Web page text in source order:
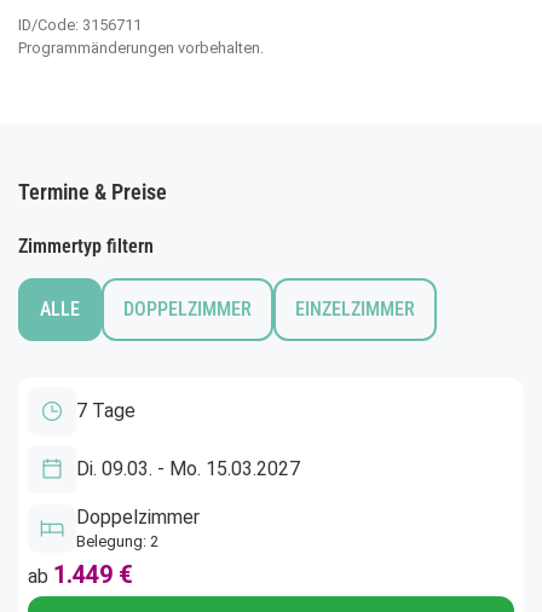
ID/Code: 3156711
Programmänderungen vorbehalten.
Termine & Preise
Zimmertyp filtern
ALLE DOPPELZIMMER EINZELZIMMER
7 Tage
Di. 09.03. - Mo. 15.03.2027
Doppelzimmer
Belegung: 2
ab 1.449 €